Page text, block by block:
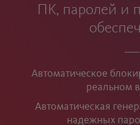
ПК, паролей и
Автоматическое
реальном
Автоматическая
надежных